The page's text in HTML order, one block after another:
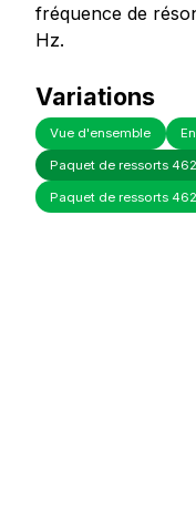
fréquence de
Hz.
Variations
Vue d'ensemble
Paquet de ressorts
Paquet de ressorts